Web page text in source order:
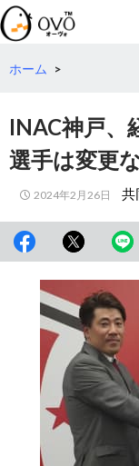
検
索
コ
テ
動
ホーム >
INAC神戸、
選手は変更
2024年2月26日 共